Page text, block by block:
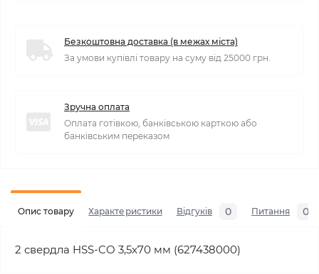
Безкоштовна доставка (в межах міста)
За умови купівлі товару на суму від 25000 грн.
Зручна оплата
Оплата готівкою, банківською карткою або
банківським переказом
Опис товару Характеристики Відгуків 0 Питання 0
2 свердла HSS-CO 3,5x70 мм (627438000)